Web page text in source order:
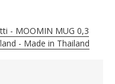
- MOOMIN MUG 0,3
- Made in Thailand